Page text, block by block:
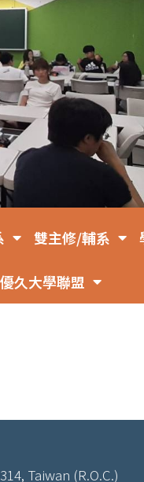
雙主修/輔系
優久大學聯盟
Taiwan (R.O.C.)